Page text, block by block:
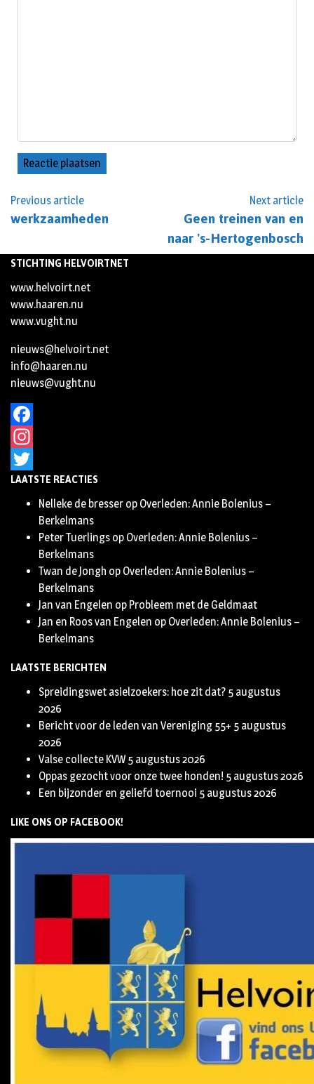
Previous article
werkzaamheden
Next article
Geen treinen van en
naar 's-Hertogenbosch
STICHTING HELVOIRTNET
www.helvoirt.net
www.haaren.nu
www.vught.nu
nieuws@helvoirt.net
info@haaren.nu
nieuws@vught.nu
Facebook
Instagram
Twitter
LAATSTE REACTIES
Nelleke de bresser op Overleden: Annie Bolenius –
Berkelmans
Peter Tuerlings op Overleden: Annie Bolenius –
Berkelmans
Twan de Jongh op Overleden: Annie Bolenius –
Berkelmans
Jan van Engelen op Probleem met de Geldmaat
Jan en Roos van Engelen op Overleden: Annie Bolenius –
Berkelmans
LAATSTE BERICHTEN
Spreidingswet asielzoekers: hoe zit dat? 5 augustus
2026
Bericht voor de leden van Vereniging 55+ 5 augustus
2026
Valse collecte KVW 5 augustus 2026
Oppas gezocht voor onze twee honden! 5 augustus 2026
Een bijzonder en geliefd toernooi 5 augustus 2026
LIKE ONS OP FACEBOOK!